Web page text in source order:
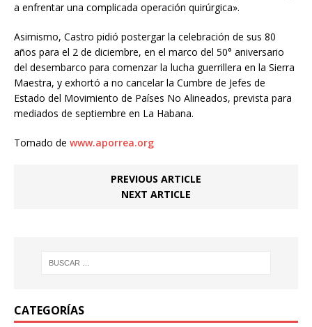
a enfrentar una complicada operación quirúrgica».
Asimismo, Castro pidió postergar la celebración de sus 80
años para el 2 de diciembre, en el marco del 50° aniversario
del desembarco para comenzar la lucha guerrillera en la Sierra
Maestra, y exhortó a no cancelar la Cumbre de Jefes de
Estado del Movimiento de Países No Alineados, prevista para
mediados de septiembre en La Habana.
Tomado de www.aporrea.org
PREVIOUS ARTICLE
NEXT ARTICLE
CATEGORÍAS